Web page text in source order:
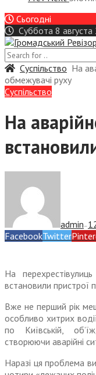
Сьогодні
Суббота 8
Суспiльство На
обмежувачі руху
Суспiльство
На
admin —
FacebookTwitter
На
встановили пристрої
Вже не перший рік
особливо хитрих
по Київській,
створюючи аварійні
Наразі ця проблема